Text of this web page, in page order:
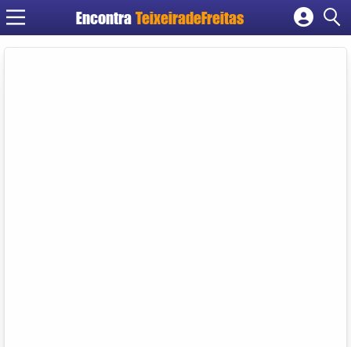
Encontra TeixeiradeFreitas
Cadastrar empresa